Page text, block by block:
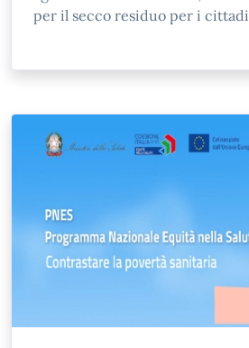
per il secco residuo per i